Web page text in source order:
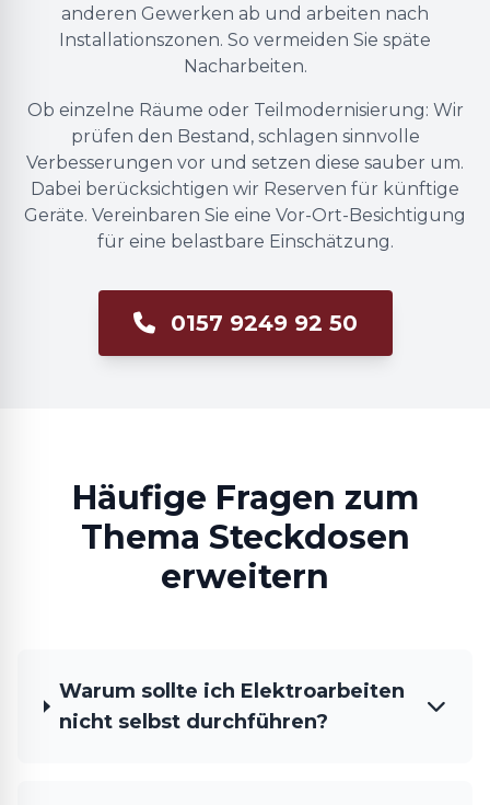
anderen Gewerken ab und arbeiten nach
Installationszonen. So vermeiden Sie späte
Nacharbeiten.
Ob einzelne Räume oder Teilmodernisierung: Wir
prüfen den Bestand, schlagen sinnvolle
Verbesserungen vor und setzen diese sauber um.
Dabei berücksichtigen wir Reserven für künftige
Geräte. Vereinbaren Sie eine Vor-Ort-Besichtigung
für eine belastbare Einschätzung.
0157 9249 92 50
Häufige Fragen zum
Thema Steckdosen
erweitern
Warum sollte ich Elektroarbeiten
nicht selbst durchführen?